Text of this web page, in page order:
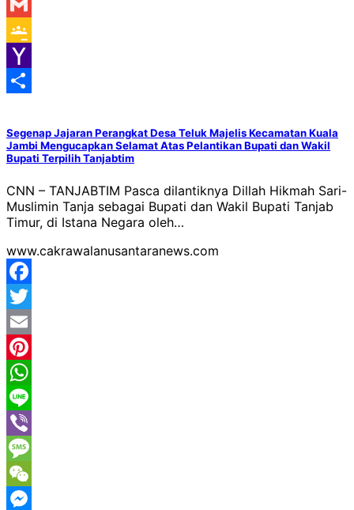
Messenger
Gmail
Google
Classroom
Yahoo
Segenap Jajaran Perangkat Desa Teluk Majelis Kecamatan Kuala
Jambi Mengucapkan Selamat Atas Pelantikan Bupati dan Wakil
Bupati Terpilih Tanjabtim
CNN – TANJABTIM Pasca dilantiknya Dillah Hikmah Sari-
Muslimin Tanja sebagai Bupati dan Wakil Bupati Tanjab
Timur, di Istana Negara oleh…
www.cakrawalanusantaranews.com
Facebook
Twitter
Email
Pinterest
WhatsApp
Line
Viber
Message
WeChat